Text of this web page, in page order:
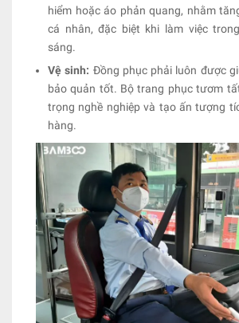
hiểm hoặc áo phản quang, nhằm
cá nhân, đặc biệt khi làm việc
sáng.
Vệ sinh: Đồng phục phải luôn được
bảo quản tốt. Bộ trang phục tươm
trọng nghề nghiệp và tạo ấn tượng
hàng.